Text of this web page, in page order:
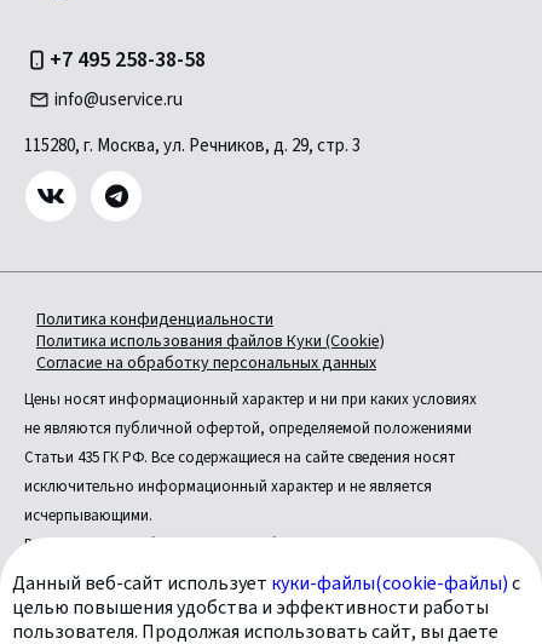
+7 495 258-38-58
info@uservice.ru
115280, г. Москва, ул. Речников, д. 29, стр. 3
Политика конфиденциальности
Политика использования файлов Куки (Cookie)
Согласие на обработку персональных данных
Цены носят информационный характер и ни при каких условиях
не являются публичной офертой, определяемой положениями
Статьи 435 ГК РФ. Все содержащиеся на сайте сведения носят
исключительно информационный характер и не является
исчерпывающими.
Все условия приобретения автомобилей, цены, спецпредложения
и комплектации автомобилей указаны с целью ознакомления.
Комплектации и цены могут быть изменены без предварительного
оповещения.
Данный веб-сайт использует куки-файлы(cookie-файлы)с
целью повышения удобства и эффективности работы
пользователя. Продолжая использовать сайт, вы даете